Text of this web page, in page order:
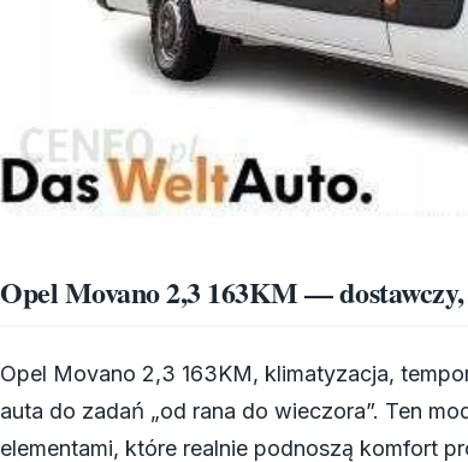
Opel Movano 2,3 163KM —
Opel Movano 2,3 163KM, klimatyzacja,
auta do zadań „od rana do wieczora”. Ten
elementami, które realnie podnoszą komfort